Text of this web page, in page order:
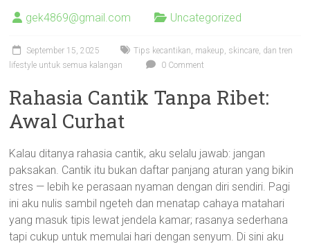
gek4869@gmail.com Uncategorized
September 15, 2025
Tips kecantikan, makeup, skincare, dan tren
lifestyle untuk semua kalangan
0 Comment
Rahasia Cantik Tanpa Ribet:
Awal Curhat
Kalau ditanya rahasia cantik, aku selalu jawab: jangan
paksakan. Cantik itu bukan daftar panjang aturan yang bikin
stres — lebih ke perasaan nyaman dengan diri sendiri. Pagi
ini aku nulis sambil ngeteh dan menatap cahaya matahari
yang masuk tipis lewat jendela kamar; rasanya sederhana
tapi cukup untuk memulai hari dengan senyum. Di sini aku